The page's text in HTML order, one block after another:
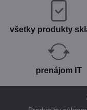
všetky produkty
prenájom IT